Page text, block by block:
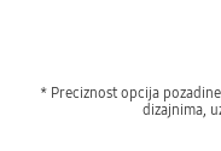
* Preciznost opcija
dizajnima,